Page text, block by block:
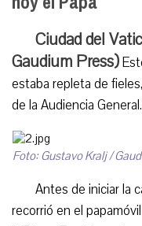
Ciudad del
Gaudium Press)
estaba repleta de
de la Audiencia General.
Foto: Gustavo Kralj /
Antes de iniciar la
recorrió en el